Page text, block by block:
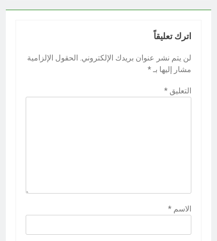
اترك تعليقاً
لن يتم نشر عنوان بريدك الإلكتروني. الحقول الإلزامية
مشار إليها بـ *
التعليق *
الاسم *